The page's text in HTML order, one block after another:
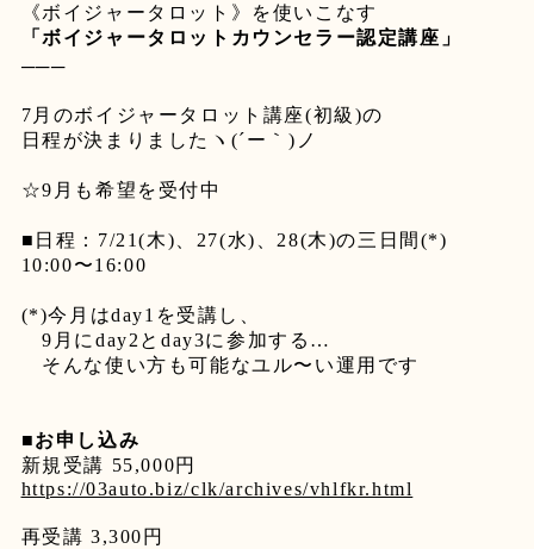
《ボイジャータロット》を使いこなす
「ボイジャータロットカウンセラー認定講座」
───
7月のボイジャータロット講座(初級 )の
日程が決まりましたヽ (´ー｀ ) ノ
☆9 月も希望を受付中
■ 日程： 7/21(木)、 27(水) 、28(木)の三日間 (*)
10:00〜16:00
(*)今月はday1 を受講し、
9 月にday2と day3に参加する …
そんな使い方も可能なユル〜い運用です
■お申し込み
新規受講 55,000円
https://03auto.biz/clk/archives/vhlfkr.html
再受講 3,300 円